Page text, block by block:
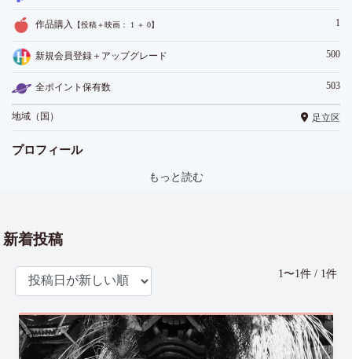
作品購入 【投稿＋映画： 1 ＋ 0】 1
新規会員登録＋アップグレード 500
全ポイント保有数 503
地域（国） 足立区
プロフィール
もっと読む
新着投稿
1〜1件 / 1件